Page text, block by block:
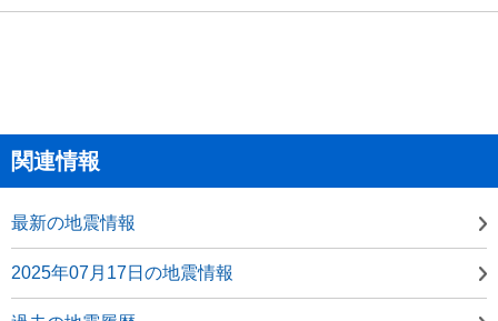
関連情報
最新の地震情報
2025年07月17日の地震情報